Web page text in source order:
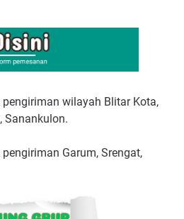
pengiriman wilayah Blitar Kota,
Sanankulon.
Garum, Srengat,